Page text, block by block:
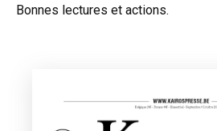
Bonnes lectures et actions.